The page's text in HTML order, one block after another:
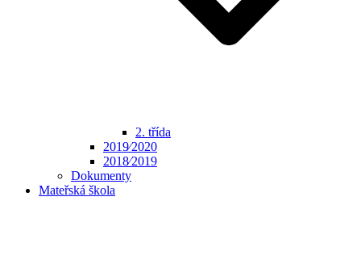
2. třída
2019⁄2020
2018⁄2019
Dokumenty
Mateřská škola